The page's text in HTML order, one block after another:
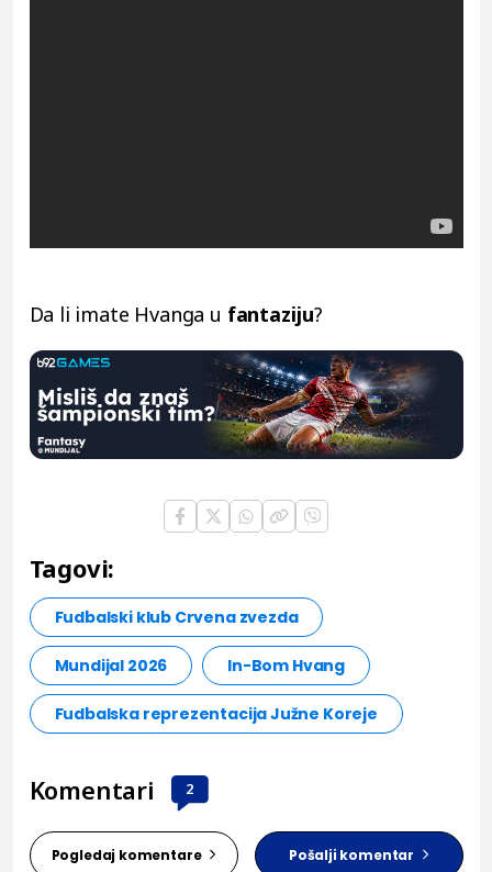
Da li imate Hvanga u fantaziju?
Tagovi:
Fudbalski klub Crvena zvezda
Mundijal 2026 In-Bom Hvang
Fudbalska reprezentacija Južne Koreje
Komentari 2
Pogledaj komentare Pošalji komentar